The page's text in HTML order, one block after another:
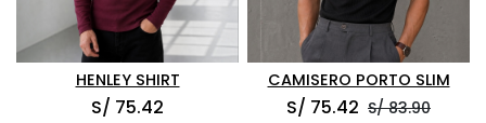
HENLEY SHIRT
S/ 75.42
CAMISERO PORTO SLIM
S/ 75.42 S/83.90